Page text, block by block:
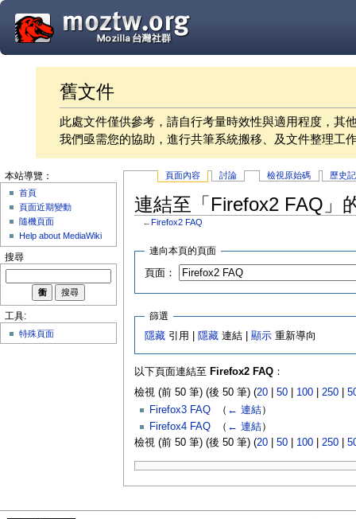
舊文件
此處文件僅供參考，請自行考量時效性與適用程度，其
我們亟需您的協助，進行共筆系統搬移、及文件整理工
頁面內容 討論 檢視原始碼 歷史
連結至「Firefox2 FAQ」
← Firefox2 FAQ
連向本頁的頁面
頁面：
篩選
隱藏 引用 | 隱藏 連結 |顯示 重新導向
以下頁面連結至 Firefox2 FAQ：
檢視 (前 50 筆) (後 50 筆) (20| 50| 100| 250|
Firefox3 FAQ‎ （ ← 連結）
Firefox4 FAQ‎ （ ← 連結）
檢視 (前 50 筆) (後 50 筆) (20| 50| 100| 250|
本站導覽：
首頁
頁面近期變動
隨機頁面
Help about MediaWiki
搜尋
工具:
特殊頁面